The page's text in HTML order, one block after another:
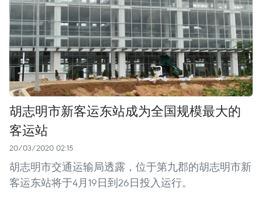
胡志明市新客运东站成为全国规模最大的
客运站
20/03/2020 02:15
胡志明市交通运输局透露，位于第九郡的胡志明市新
客运东站将于4月19日到26日投入运行。